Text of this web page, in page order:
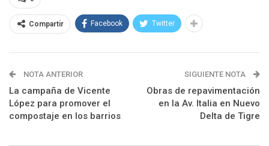
Compartir Facebook Twitter
NOTA ANTERIOR
La campaña de Vicente
López para promover el
compostaje en los barrios
SIGUIENTE NOTA
Obras de repavimentación
en la Av. Italia en Nuevo
Delta de Tigre